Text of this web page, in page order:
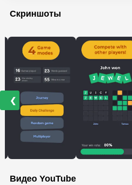
Скриншоты
❮
Видео YouTube